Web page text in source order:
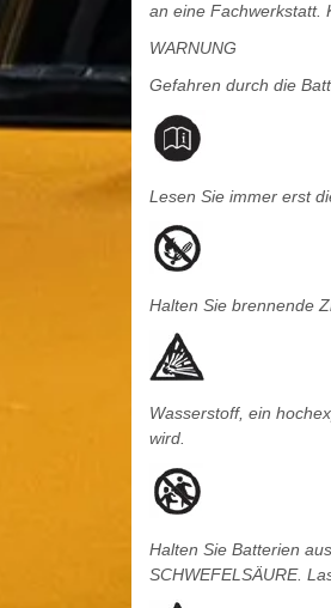
an eine Fachwerkstatt.
WARNUNG
Gefahren durch die
Lesen Sie immer erst
Halten Sie brennende
Wasserstoff, ein
wird.
Halten Sie Batterien
SCHWEFELSÄURE.